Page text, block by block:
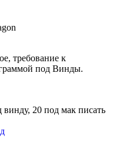
требование к
под Винды.
20 под мак писать